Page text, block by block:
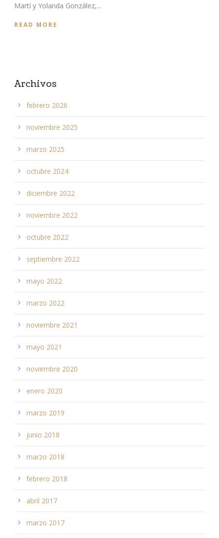
Martí y Yolanda González,...
READ MORE
Archivos
febrero 2026
noviembre 2025
marzo 2025
octubre 2024
diciembre 2022
noviembre 2022
octubre 2022
septiembre 2022
mayo 2022
marzo 2022
noviembre 2021
mayo 2021
noviembre 2020
enero 2020
marzo 2019
junio 2018
marzo 2018
febrero 2018
abril 2017
marzo 2017